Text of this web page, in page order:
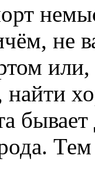
не
найти